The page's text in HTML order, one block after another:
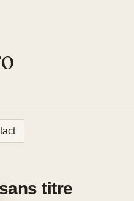
sans titre